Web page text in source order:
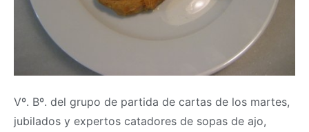
Vº. Bº. del grupo de partida de cartas de los martes,
jubilados y expertos catadores de sopas de ajo,